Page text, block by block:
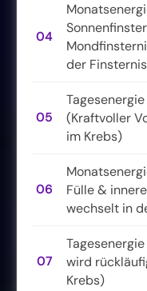
04
der
05
(Kraftvoller
im Krebs)
06
Fülle &
wechselt in
07
wird
Krebs)